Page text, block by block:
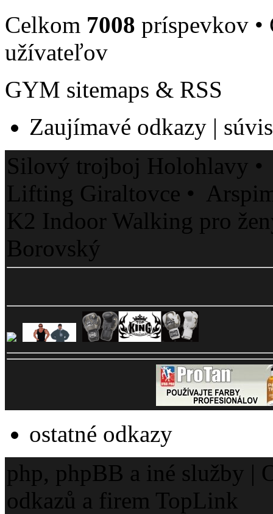
Celkom 7008 príspevkov
užívateľov
GYM sitemaps & RSS
Zaujímavé odkazy |
Silový trojboj Holohlavy •
Lifting Giraltovce •
K2 Indoor Walking pro
Borovský
ostatné odkazy
php, phpBB a iné služby |
odkazů a firem TopLink